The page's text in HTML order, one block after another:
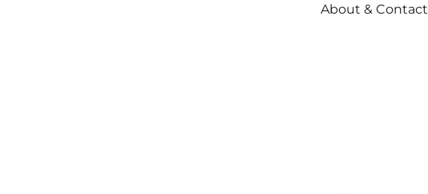
About & Contact